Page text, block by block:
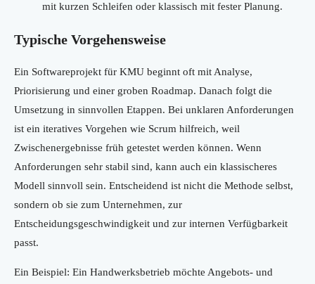
mit kurzen Schleifen oder klassisch mit fester Planung.
Typische Vorgehensweise
Ein Softwareprojekt für KMU beginnt oft mit Analyse,
Priorisierung und einer groben Roadmap. Danach folgt die
Umsetzung in sinnvollen Etappen. Bei unklaren Anforderungen
ist ein iteratives Vorgehen wie Scrum hilfreich, weil
Zwischenergebnisse früh getestet werden können. Wenn
Anforderungen sehr stabil sind, kann auch ein klassischeres
Modell sinnvoll sein. Entscheidend ist nicht die Methode selbst,
sondern ob sie zum Unternehmen, zur
Entscheidungsgeschwindigkeit und zur internen Verfügbarkeit
passt.
Ein Beispiel: Ein Handwerksbetrieb möchte Angebots- und